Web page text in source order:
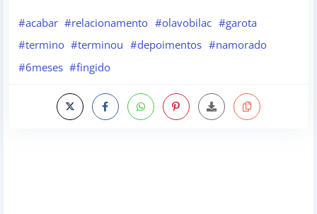
#acabar #relacionamento #olavobilac #garota
#termino #terminou #depoimentos #namorado
#6meses #fingido